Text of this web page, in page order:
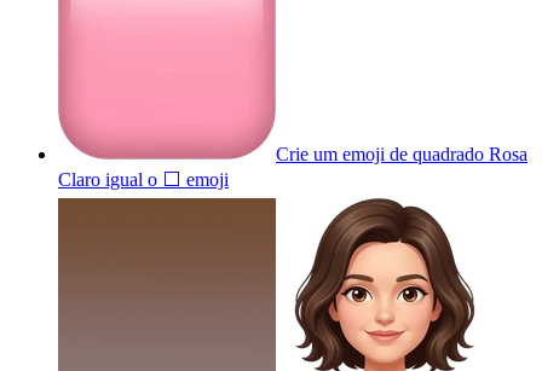
Crie um emoji de quadrado Rosa
Claro igual o ⬜ emoji